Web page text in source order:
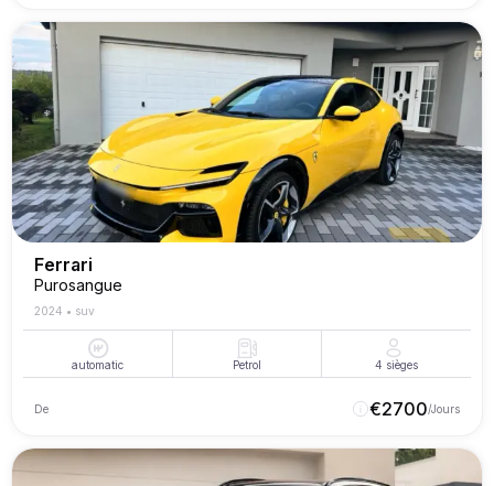
Ferrari
Purosangue
2024 • suv
automatic Petrol 4 sièges
De €2700/Jours